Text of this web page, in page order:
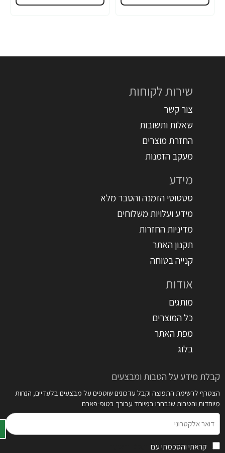
שירות לקוחות
צור קשר
שאלות ותשובות
החזרת מוצרים
מעקב הזמנות
מידע
סטטוסי הזמנה והסבר מלא
מידע ועלויות משלוחים
מדיניות החזרות
תקנון האתר
קנייה בטוחה
אודות
מותגים
כל המוצרים
מפת האתר
בלוג
קבלת מידע על הטבות ומבצעים
הצטרף לרשימת התפוצה וקבל עדכונים שוטפים על מבצעים בלעדיים, הנחות
מיוחדות והטבות שנבחרו במיוחד עבורך בטופ-פארם
אלקטרוני
קראתי והסכמתי עם